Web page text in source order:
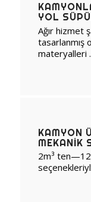
YOL
Ağır hizmet
tasarlanmış
materyalleri
KAMYON
MEKANIK
2m³ ten—12